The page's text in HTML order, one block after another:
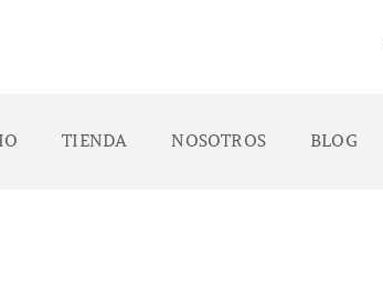
TIENDA NOSOTROS BLOG